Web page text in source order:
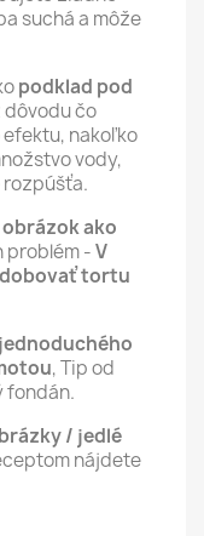
suchá a môže
podklad pod
dôvodu čo
nakoľko
vody,
ako
problém -V
tortu
jednoduchého
, Tip od
fondán.
/ jedlé
nájdete